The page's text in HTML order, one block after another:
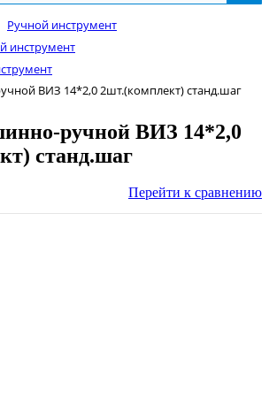
Ручной инструмент
инструмент
ВИЗ 14*2,0 2шт.(комплект) станд.шаг
ручной ВИЗ 14*2,0
станд.шаг
Перейти к сравнению